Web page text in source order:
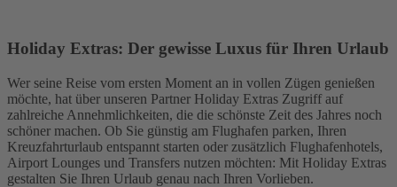
Holiday Extras: Der gewisse Luxus für Ihren Urlaub
Wer seine Reise vom ersten Moment an in vollen Zügen genießen
möchte, hat über unseren Partner Holiday Extras Zugriff auf
zahlreiche Annehmlichkeiten, die die schönste Zeit des Jahres noch
schöner machen. Ob Sie günstig am Flughafen parken, Ihren
Kreuzfahrturlaub entspannt starten oder zusätzlich Flughafenhotels,
Airport Lounges und Transfers nutzen möchten: Mit Holiday Extras
gestalten Sie Ihren Urlaub genau nach Ihren Vorlieben.